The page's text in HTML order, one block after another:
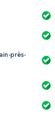
près-